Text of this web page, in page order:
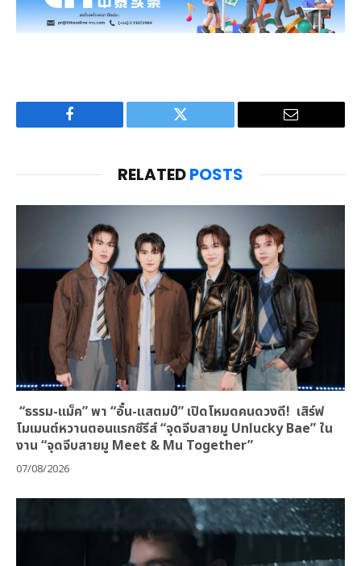
Facebook Twitter Email
RELATEDPOSTS
“ธรรม-แม็ค” พา “อั๋น-แสตมป์” เปิดโหมดคนดวงดี! เสิร์ฟ
โมเมนต์หวานตอนแรกซีรีส์ “จุดจีบสายมู Unlucky Bae” ใน
งาน “จุดจีบสายมู Meet & Mu Together”
07/08/2026